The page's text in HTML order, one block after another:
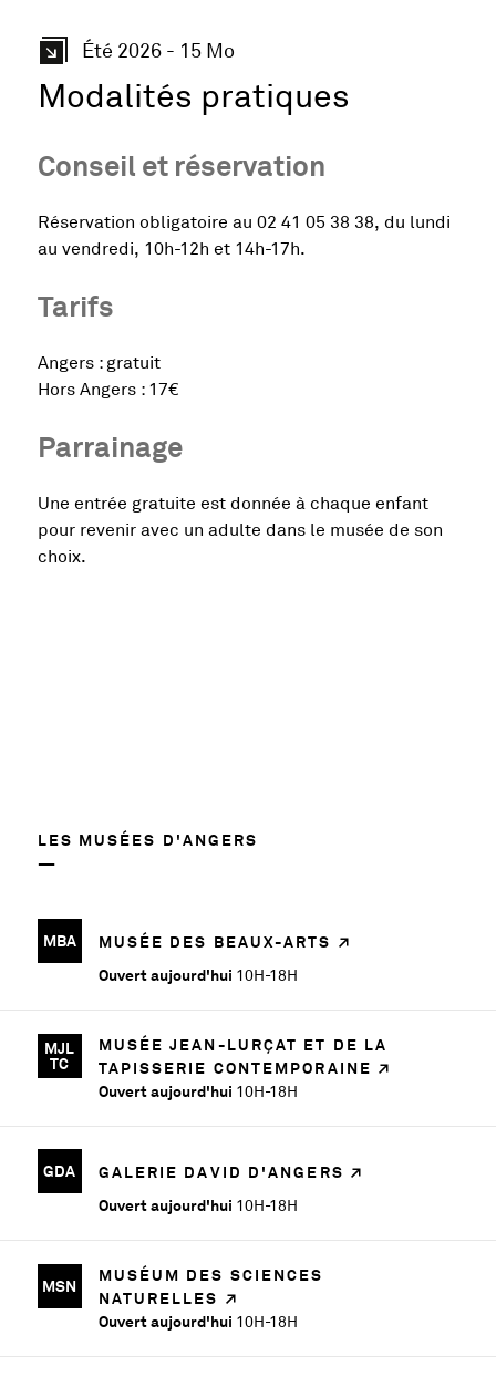
Été 2026 - 15 Mo, Fichier au format Pdf
, Ouvre une nouvelle fenêtre
Modalités pratiques
Conseil et réservation
Réservation obligatoire au 02 41 05 38 38, du lundi
au vendredi, 10h-12h et 14h-17h.
Tarifs
Angers : gratuit
Hors Angers : 17€
Parrainage
Une entrée gratuite est donnée à chaque enfant
pour revenir avec un adulte dans le musée de son
choix.
LES MUSÉES D'ANGERS
MBA
MUSÉE DES BEAUX-ARTS
Ouvert aujourd'hui 10H-18H
MJL
TC
MUSÉE JEAN-LURÇAT ET DE LA
TAPISSERIE CONTEMPORAINE
Ouvert aujourd'hui 10H-18H
GDA
GALERIE DAVID D'ANGERS
Ouvert aujourd'hui 10H-18H
MSN
MUSÉUM DES SCIENCES
NATURELLES
Ouvert aujourd'hui 10H-18H